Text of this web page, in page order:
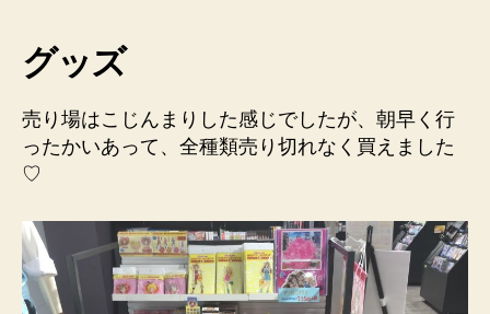
グッズ
売り場はこじんまりした感じでしたが、朝早く行
ったかいあって、全種類売り切れなく買えました
♡